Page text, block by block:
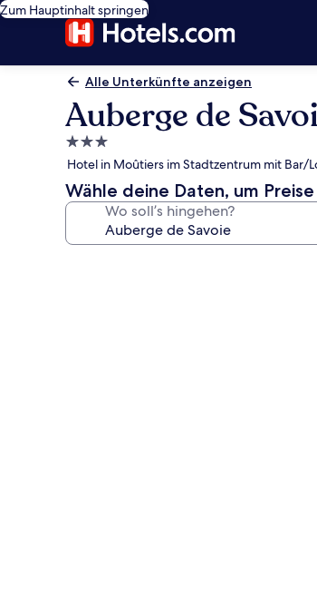
Zum Hauptinhalt springen
Alle Unterkünfte anzeigen
Auberge de
3.0-
Sterne-
Unterkunft
Hotel in Moûtiers im Stadtzentrum mit Bar/
Wähle deine Daten, um
Wo soll’s hingehen?